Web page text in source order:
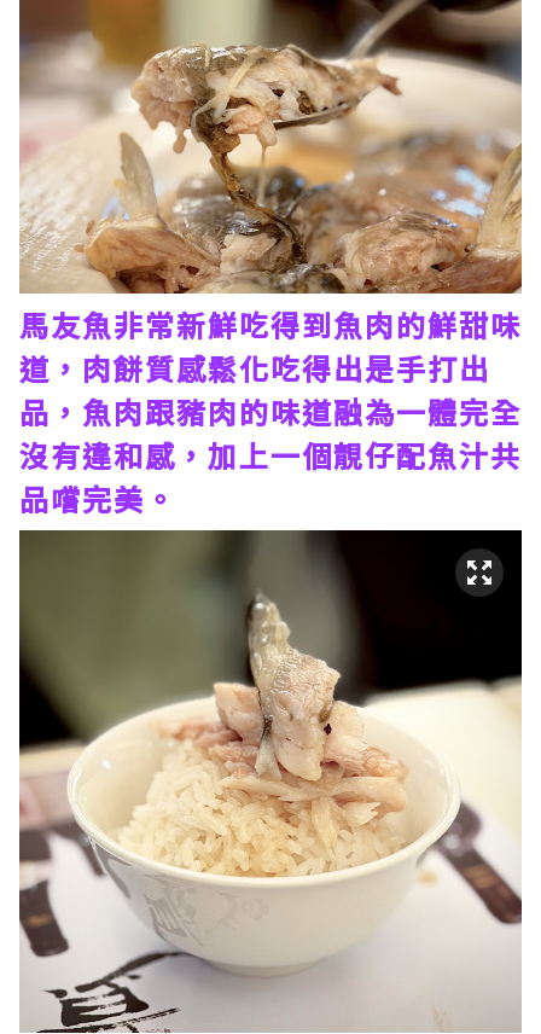
馬友魚非常新鮮吃得到魚肉的鮮甜味
道，肉餅質感鬆化吃得出是手打出
品，魚肉跟豬肉的味道融為一體完全
沒有違和感，加上一個靚仔配魚汁共
品嚐完美。